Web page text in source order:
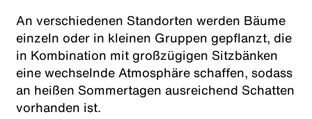
An verschiedenen Standorten werden Bäume
einzeln oder in kleinen Gruppen gepflanzt, die
in Kombination mit großzügigen Sitzbänken
eine wechselnde Atmosphäre schaffen, sodass
an heißen Sommertagen ausreichend Schatten
vorhanden ist.